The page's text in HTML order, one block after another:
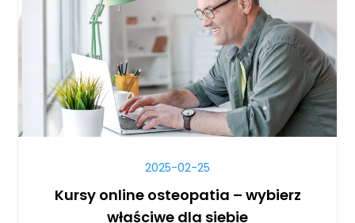
2025-02-25
Kursy online osteopatia – wybierz
właściwe dla siebie